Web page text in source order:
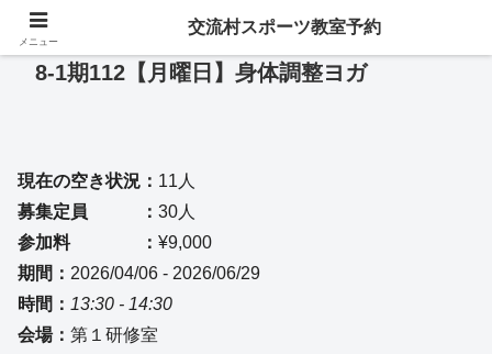
8-1期112【月曜日】身体調整ヨガ
現在の空き状況： 11人
募集定員 ： 30人
参加料 ： ¥9,000
期間： 2026/04/06 - 2026/06/29
時間： 13:30 - 14:30
会場： 第１研修室
メニュー
交流村スポーツ教室予約